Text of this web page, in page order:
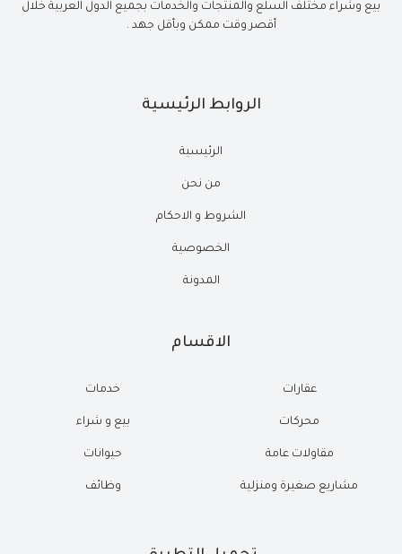
بيع وشراء مختلف السلع والمنتجات والخدمات بجميع الدول العربية خلال
أقصر وقت ممكن وبأقل جهد .
الروابط الرئيسية
الرئيسية
من نحن
الشروط و الاحكام
الخصوصية
المدونة
الاقسام
عقارات
محركات
مقاولات عامة
مشاريع صغيرة ومنزلية
خدمات
بيع و شراء
حيوانات
وظائف